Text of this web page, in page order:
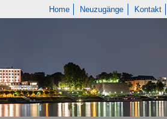
Home Neuzugänge Kontakt